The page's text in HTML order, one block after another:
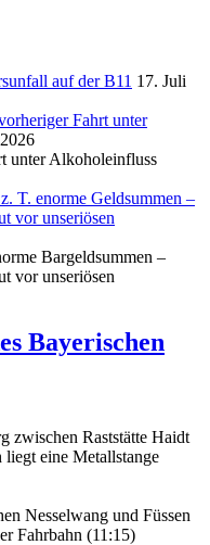
auf der B11 17. Juli
Fahrt unter
unter Alkoholeinfluss
T. enorme Geldsummen –
vor unseriösen
Bargeldsummen –
vor unseriösen
Bayerischen
zwischen Raststätte Haidt
eine Metallstange
Nesselwang und Füssen
Fahrbahn (11:15)